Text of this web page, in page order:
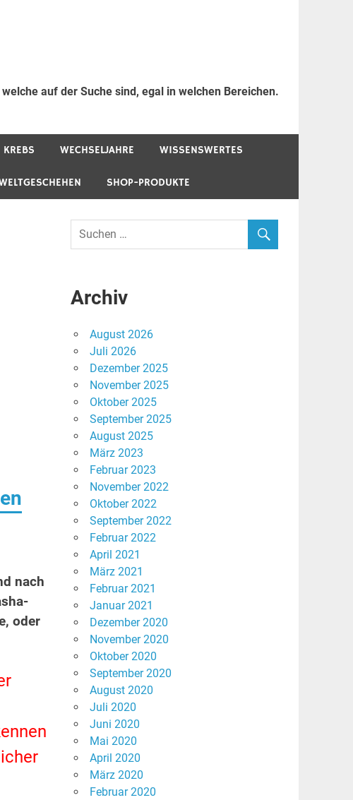
auf der Suche sind, egal in welchen Bereichen.
KREBS WECHSELJAHRE WISSENSWERTES
SHOP-PRODUKTE
nach
oder
Archiv
August 2026
Juli 2026
Dezember 2025
November 2025
Oktober 2025
September 2025
August 2025
März 2023
Februar 2023
November 2022
Oktober 2022
September 2022
Februar 2022
April 2021
März 2021
Februar 2021
Januar 2021
Dezember 2020
November 2020
Oktober 2020
September 2020
August 2020
Juli 2020
Juni 2020
Mai 2020
April 2020
März 2020
Februar 2020